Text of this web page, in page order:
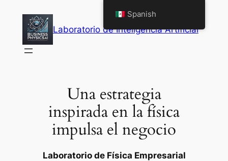
contenido
Laboratorio de Inteligencia Artificial
Una estrategia
inspirada en la física
impulsa el negocio
Laboratorio de Física Empresarial
Spanish